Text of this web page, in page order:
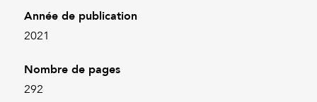
Année de publication
2021
Nombre de pages
292